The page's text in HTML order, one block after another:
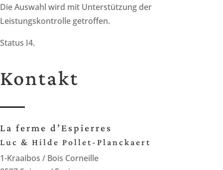
Die Auswahl wird mit Unterstützung der
Leistungskontrolle getroffen.
Status I4.
Kontakt
La ferme d’Espierres
Luc & Hilde Pollet-Planckaert
1-Kraaibos / Bois Corneille